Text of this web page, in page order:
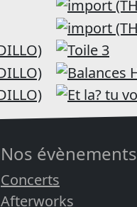
Nos évènements
Concerts
Afterworks